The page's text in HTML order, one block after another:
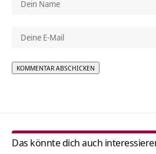
Das könnte dich auch